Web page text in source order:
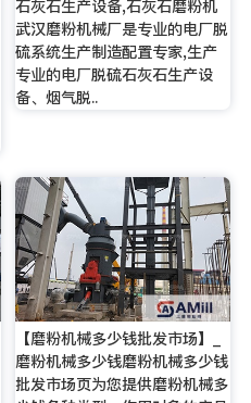
石灰石生产设备,石灰石磨粉机
武汉磨粉机械厂是专业的电厂脱
硫系统生产制造配置专家,生产
专业的电厂脱硫石灰石生产设
备、烟气脱..
【磨粉机械多少钱批发市场】_
磨粉机械多少钱磨粉机械多少钱
批发市场页为您提供磨粉机械多